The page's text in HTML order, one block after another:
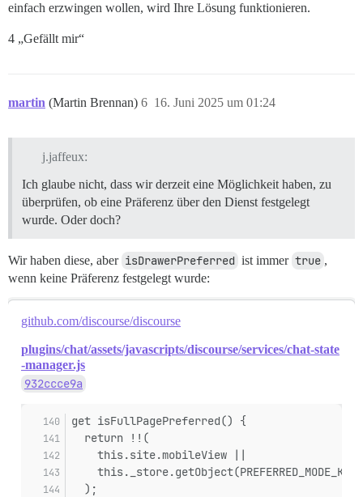
einfach erzwingen wollen, wird Ihre Lösung funktionieren.
4 „Gefällt mir“
martin (Martin Brennan) 16. Juni 2025 um 01:24
6
j.jaffeux:
Ich glaube nicht, dass wir derzeit eine Möglichkeit haben, zu
überprüfen, ob eine Präferenz über den Dienst festgelegt
wurde. Oder doch?
Wir haben diese, aber isDrawerPreferred ist immer true ,
wenn keine Präferenz festgelegt wurde:
github.com/discourse/discourse
plugins/chat/assets/javascripts/discourse/services/chat-state
-manager.js
932ccce9a
get isFullPagePreferred() {
  return !!(
    this.site.mobileView ||
  );